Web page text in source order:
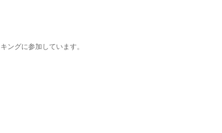
ングに参加しています。